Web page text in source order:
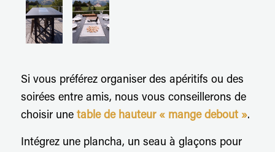
Si vous préférez organiser des apéritifs ou des
soirées entre amis, nous vous conseillerons de
choisir une table de hauteur « mange debout ».
Intégrez une plancha, un seau à glaçons pour